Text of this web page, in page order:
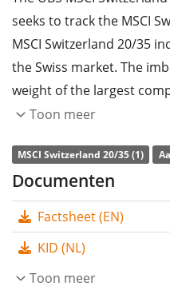
seeks to track the MSCI
MSCI Switzerland 20/35
the Swiss market. The
weight of the largest
companies to maximum
The ETF'sTER(total
p.a.
. The UBS MSCI
20/35 index. The ETF
underlying index by
accumulated
Toon meer
MSCI Switzerland 20/35 (1)
Documenten
Factsheet (EN)
KID (NL)
Toon meer